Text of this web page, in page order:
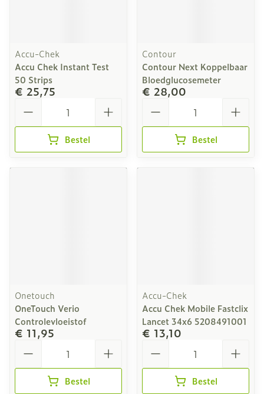
Accu-Chek
Accu Chek Instant Test
50 Strips
€ 25,75
Bestel
Contour
Contour Next Koppelbaar
Bloedglucosemeter
€ 28,00
Bestel
Onetouch
OneTouch Verio
Controlevloeistof
€ 11,95
Bestel
Accu-Chek
Accu Chek Mobile Fastclix
Lancet 34x6 5208491001
€ 13,10
Bestel